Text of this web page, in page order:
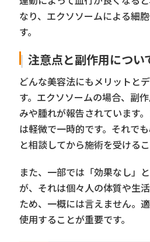
なり、エクソソームによる細
す。
注意点と副作用につい
どんな美容法にもメリットと
す。エクソソームの場合、副
みや腫れが報告されています
は軽微で一時的です。それで
と相談してから施術を受ける
また、一部では「効果なし」
が、それは個々人の体質や生
ため、一概には言えません。
使用することが重要です。